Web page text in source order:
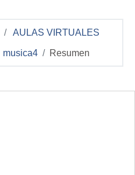
AULAS VIRTUALES
musica4 Resumen